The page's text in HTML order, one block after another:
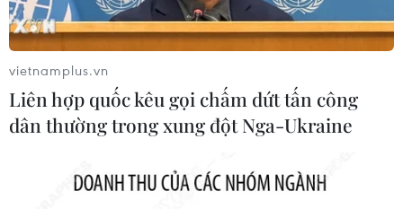
Colombia phát hiện trung tâm do thám
đàm phán hòa bình
vietnamplus.vn
Liên hợp quốc kêu gọi chấm dứt tấn công
dân thường trong xung đột Nga-Ukraine